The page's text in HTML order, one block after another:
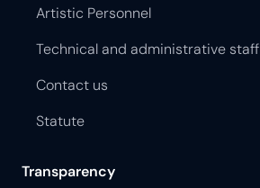
Artistic Personnel
Technical and administrative staff
Contact us
Statute
Transparency